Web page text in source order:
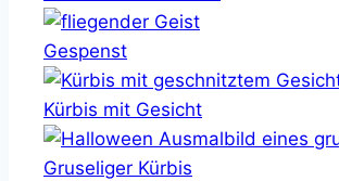
Gespenst
Kürbis mit Gesicht
Gruseliger Kürbis